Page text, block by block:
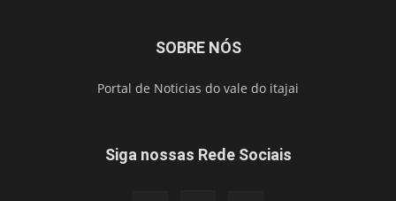
SOBRE NÓS
Portal de Noticias do vale do itajai
Siga nossas Rede Sociais